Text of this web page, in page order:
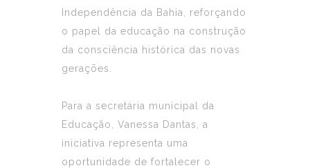
Independência da Bahia, reforçando
o papel da educação na construção
da consciência histórica das novas
gerações.
Para a secretária municipal da
Educação, Vanessa Dantas, a
iniciativa representa uma
oportunidade de fortalecer o